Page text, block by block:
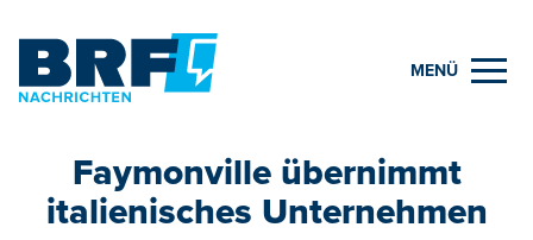
MENÜ
Faymonville übernimmt
italienisches Unternehmen